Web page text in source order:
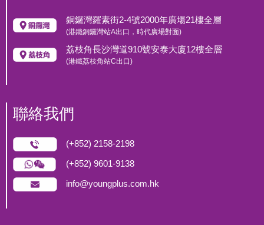
銅鑼灣羅素街2-4號2000年廣場21樓全層
(港鐵銅鑼灣站A出口，時代廣場對面)
荔枝角長沙灣道910號安泰大廈12樓全層
(港鐵荔枝角站C出口)
聯絡我們
(+852) 2158-2198
(+852) 9601-9138
info@youngplus.com.hk